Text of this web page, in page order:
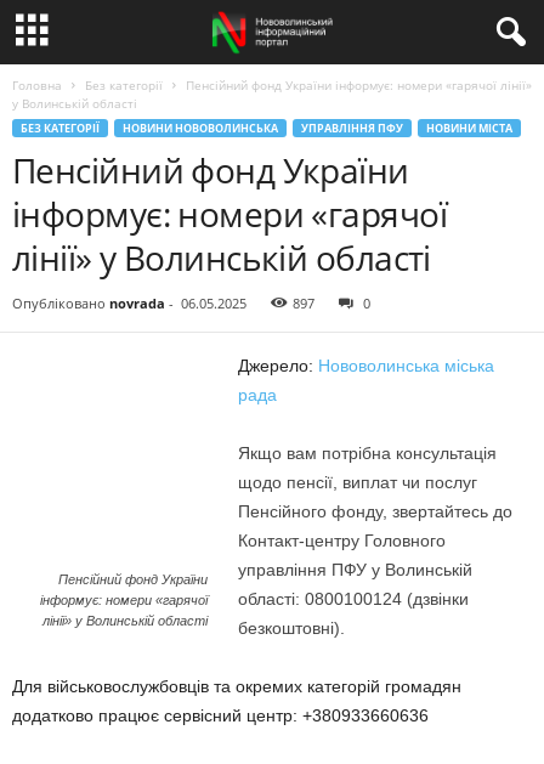
Головна Без категорії
Пенсійний фонд України інформує: номери «гарячої лінії»
у Волинській області
БЕЗ КАТЕГОРІЇ НОВИНИ НОВОВОЛИНСЬКА УПРАВЛІННЯ ПФУ НОВИНИ МІСТА
Пенсійний фонд України
інформує: номери «гарячої
лінії» у Волинській області
Опубліковано novrada - 06.05.2025 897 0
Пенсійний фонд України
інформує: номери «гарячої
лінії» у Волинській області
Джерело: Нововолинська міська
рада
Якщо вам потрібна консультація
щодо пенсії, виплат чи послуг
Пенсійного фонду, звертайтесь до
Контакт-центру Головного
управління ПФУ у Волинській
області: 0800100124 (дзвінки
безкоштовні).
Для військовослужбовців та окремих категорій громадян
додатково працює сервісний центр: +380933660636